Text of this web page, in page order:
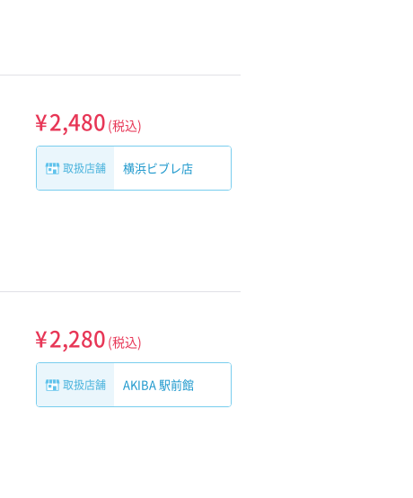
¥2,480 (税込)
取扱店舗 横浜ビブレ店
¥2,280 (税込)
取扱店舗 AKIBA 駅前館